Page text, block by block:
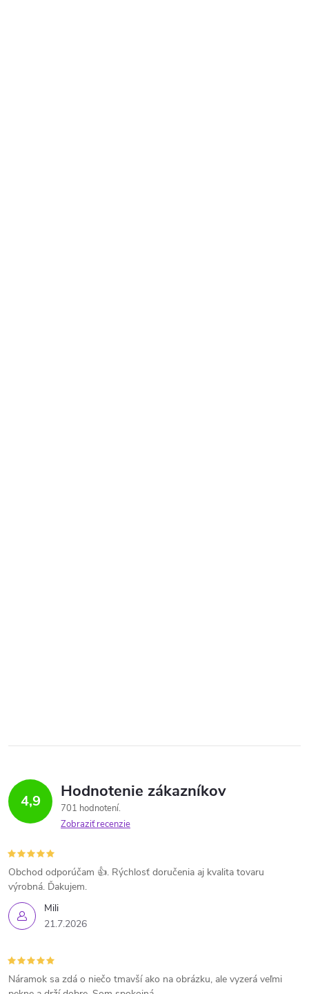
4,9 Hodnotenie zákazníkov
701 hodnotení
Zobraziť recenzie
Mili
21.7.2026
Obchod odporúčam 👍. Rýchlosť doručenia aj kvalita tovaru
výrobná. Ďakujem.
Náramok sa zdá o niečo tmavší ako na obrázku, ale vyzerá veľmi